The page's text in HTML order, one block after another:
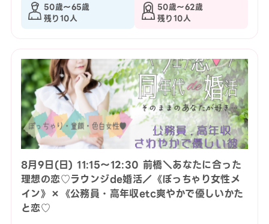
50歳〜65歳
残り10人
50歳〜62歳
残り10人
8月9日(日) 11:15〜12:30 前橋＼あなたに合った
理想の恋♡ラウンジde婚活／《ぽっちゃり女性メ
イン》×《公務員・高年収etc爽やかで優しいかた
と恋♡